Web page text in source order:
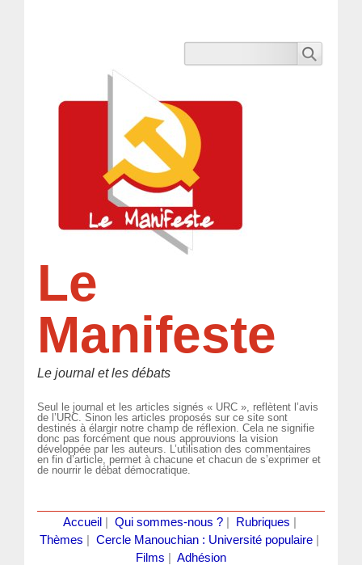
Le
Manifeste
Le journal et les débats
Seul le journal et les articles signés « URC », reflètent l’avis
de l’URC. Sinon les articles proposés sur ce site sont
destinés à élargir notre champ de réflexion. Cela ne signifie
donc pas forcément que nous approuvions la vision
développée par les auteurs. L’utilisation des commentaires
en fin d’article, permet à chacune et chacun de s’exprimer et
de nourrir le débat démocratique.
Accueil Qui sommes-nous ?| Rubriques
Thèmes
Cercle Manouchian : Université populaire
Films
Adhésion